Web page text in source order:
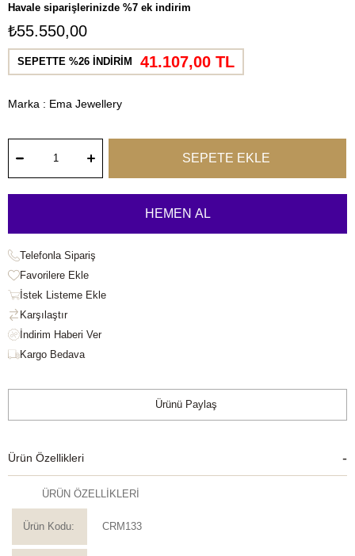
Havale siparişlerinizde %7 ek indirim
₺55.550,00
SEPETTE %26 İNDİRİM 41.107,00 TL
Marka : Ema Jewellery
Telefonla Sipariş
Favorilere Ekle
İstek Listeme Ekle
Karşılaştır
Kargo Bedava
Ürünü Paylaş
Ürün Özellikleri
ÜRÜN ÖZELLİKLERİ
Ürün Kodu: CRM133